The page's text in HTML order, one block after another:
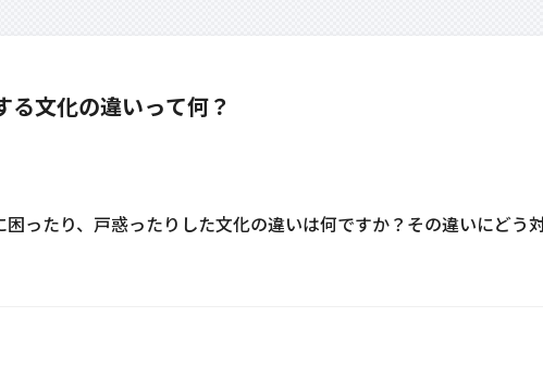
る文化の違いって何？
ったり、戸惑ったりした文化の違いは何ですか？その違いにどう